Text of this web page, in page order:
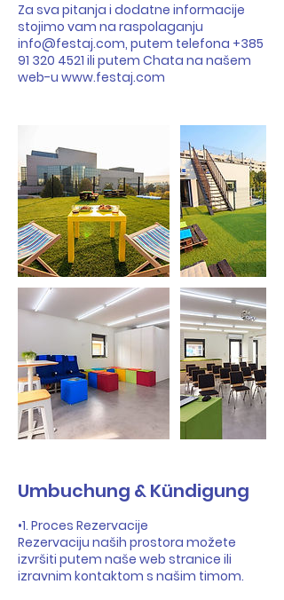
Za sva pitanja i dodatne informacije
stojimo vam na raspolaganju
info@festaj.com, putem telefona +385
91 320 4521 ili putem Chata na našem
web-u www.festaj.com
Umbuchung & Kündigung
•1. Proces Rezervacije
Rezervaciju naših prostora možete
izvršiti putem naše web stranice ili
izravnim kontaktom s našim timom.